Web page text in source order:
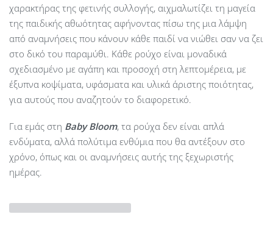
χαρακτήρας της φετινής συλλογής, αιχμαλωτίζει τη μαγεία
της παιδικής αθωότητας αφήνοντας πίσω της μια λάμψη
από αναμνήσεις που κάνουν κάθε παιδί να νιώθει σαν να ζει
στο δικό του παραμύθι. Κάθε ρούχο είναι μοναδικά
σχεδιασμένο με αγάπη και προσοχή στη λεπτομέρεια, με
έξυπνα κοψίματα, υφάσματα και υλικά άριστης ποιότητας,
για αυτούς που αναζητούν το διαφορετικό.
Για εμάς στη Baby Bloom, τα ρούχα δεν είναι απλά
ενδύματα, αλλά πολύτιμα ενθύμια που θα αντέξουν στο
χρόνο, όπως και οι αναμνήσεις αυτής της ξεχωριστής
ημέρας.